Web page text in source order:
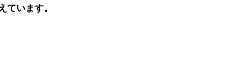
ています。